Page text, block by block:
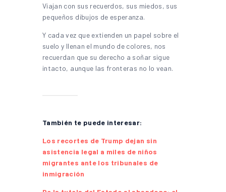
Viajan con sus recuerdos, sus miedos, sus
pequeños dibujos de esperanza.
Y cada vez que extienden un papel sobre el
suelo y llenan el mundo de colores, nos
recuerdan que su derecho a soñar sigue
intacto, aunque las fronteras no lo vean.
También te puede interesar:
Los recortes de Trump dejan sin
asistencia legal a miles de niños
migrantes ante los tribunales de
inmigración